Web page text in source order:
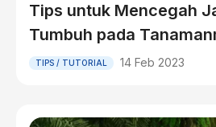
Tips untuk Mencegah
Tumbuh pada
TIPS / TUTORIAL 14 Feb 2023